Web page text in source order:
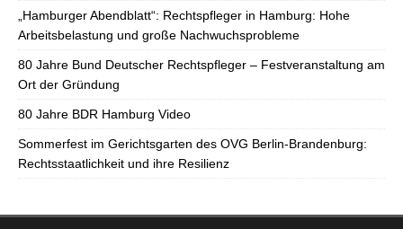
„Hamburger Abendblatt“: Rechtspfleger in Hamburg: Hohe
Arbeitsbelastung und große Nachwuchsprobleme
80 Jahre Bund Deutscher Rechtspfleger – Festveranstaltung am
Ort der Gründung
80 Jahre BDR Hamburg Video
Sommerfest im Gerichtsgarten des OVG Berlin-Brandenburg:
Rechtsstaatlichkeit und ihre Resilienz